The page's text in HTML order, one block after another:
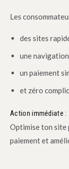
Les
des sites
une
un paiement
et zéro
Action immédiate :
Optimise ton site
paiement et